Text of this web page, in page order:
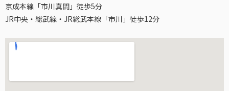
京成本線「市川真間」徒歩5分
JR中央・総武線・JR総武本線「市川」徒歩12分